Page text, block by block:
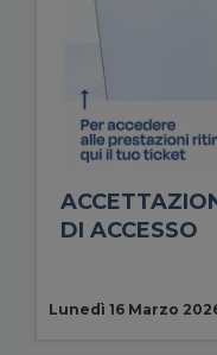
DI ACCESSO
Lunedì 16 Marzo